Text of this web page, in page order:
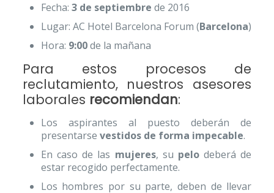
Fecha: 3 de septiembre de 2016
Lugar: AC Hotel Barcelona Forum (Barcelona)
Hora: 9:00de la mañana
Para estos procesos de
reclutamiento, nuestros asesores
laborales recomiendan:
Los aspirantes al puesto deberán de
presentarse vestidos de forma impecable.
En caso de las mujeres, su pelodeberá de
estar recogido perfectamente.
Los hombres por su parte, deben de llevar